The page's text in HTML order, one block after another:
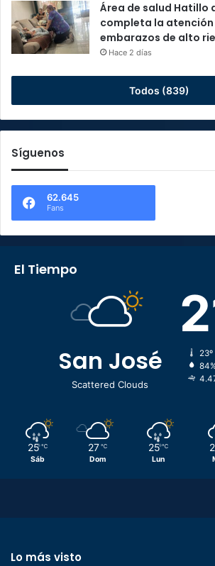
Área de salud Hatillo
completa la
embarazos de alto
Hace 2 días
Todos (839)
Síguenos
62.645
Fans
El Tiempo
San José
Scattered Clouds
23º
25 ℃
Sáb
27 ℃
Dom
25 ℃
Lun
Lo más visto